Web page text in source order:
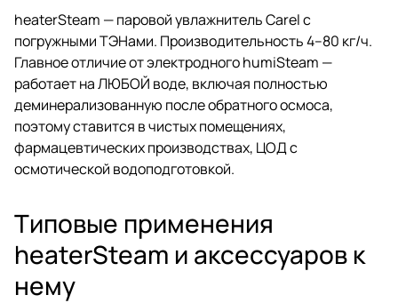
heaterSteam — паровой увлажнитель Carel с
погружными ТЭНами. Производительность 4–80 кг/ч.
Главное отличие от электродного humiSteam —
работает на ЛЮБОЙ воде, включая полностью
деминерализованную после обратного осмоса,
поэтому ставится в чистых помещениях,
фармацевтических производствах, ЦОД с
осмотической водоподготовкой.
Типовые применения
heaterSteam и аксессуаров к
нему